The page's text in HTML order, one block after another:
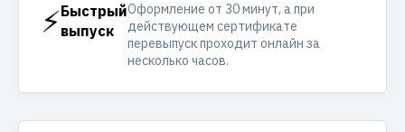
⚡Быстрый
выпуск
Оформление от 30 минут, а при
действующем сертификате
перевыпуск проходит онлайн за
несколько часов.